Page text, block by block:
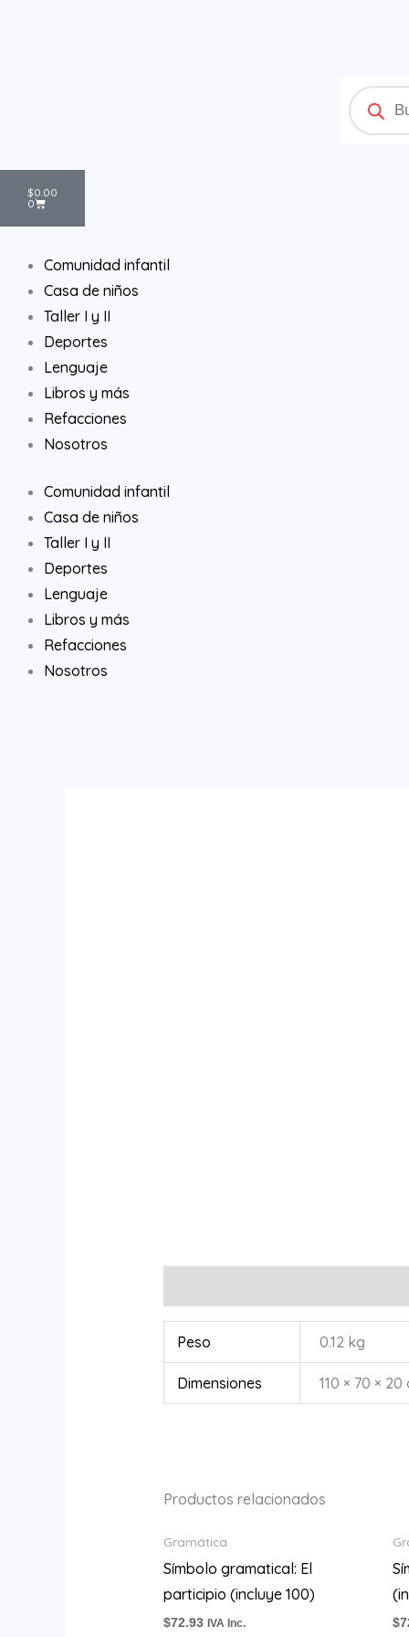
Products
search
$0.00
0
Cart
Comunidad infantil
Casa de niños
Taller I y II
Deportes
Lenguaje
Libros y más
Refacciones
Nosotros
Comunidad infantil
Casa de niños
Taller I y II
Deportes
Lenguaje
Libros y más
Refacciones
Nosotros
Peso 0.12 kg
Dimensiones 110 × 70 × 20
Productos relacionados
Gramática
Símbolo gramatical: El
participio (incluye 100)
$72.93 IVA Inc. $